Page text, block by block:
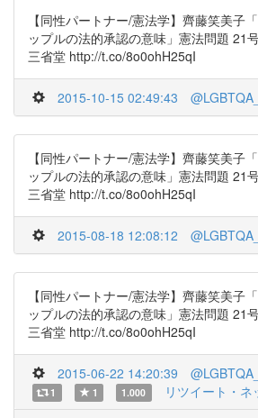
【同性パートナー/憲法学】齊藤笑美子
ップルの法的承認の意味」憲法問題 21
三省堂 http://t.co/8o0ohH25qI
2015-10-15 02:49:43
【同性パートナー/憲法学】齊藤笑美子
ップルの法的承認の意味」憲法問題 21
三省堂 http://t.co/8o0ohH25qI
2015-08-18 12:08:12
【同性パートナー/憲法学】齊藤笑美子
ップルの法的承認の意味」憲法問題 21
三省堂 http://t.co/8o0ohH25qI
2015-06-22 14:20:39
1 1 1.000 リツイート・